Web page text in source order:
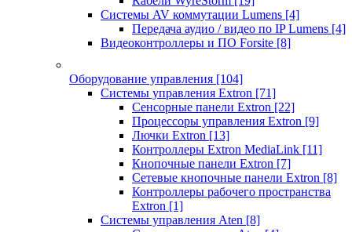
Системы AV коммутации Lumens [4]
Передача аудио / видео по IP Lumens [4]
Видеоконтроллеры и ПО Forsite [8]
Оборудование управления [104]
Системы управления Extron [71]
Сенсорные панели Extron [22]
Процессоры управления Extron [9]
Лючки Extron [13]
Контроллеры Extron MediaLink [11]
Кнопочные панели Extron [7]
Сетевые кнопочные панели Extron [8]
Контроллеры рабочего пространства
Extron [1]
Системы управления Aten [8]